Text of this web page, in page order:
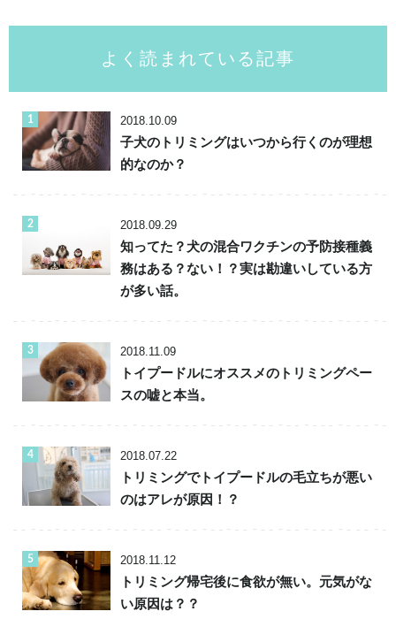
よく読まれている記事
2018.10.09
子犬のトリミングはいつから行くのが理想
的なのか？
2018.09.29
知ってた？犬の混合ワクチンの予防接種義
務はある？ない！？実は勘違いしている方
が多い話。
2018.11.09
トイプードルにオススメのトリミングペー
スの嘘と本当。
2018.07.22
トリミングでトイプードルの毛立ちが悪い
のはアレが原因！？
2018.11.12
トリミング帰宅後に食欲が無い。元気がな
い原因は？？